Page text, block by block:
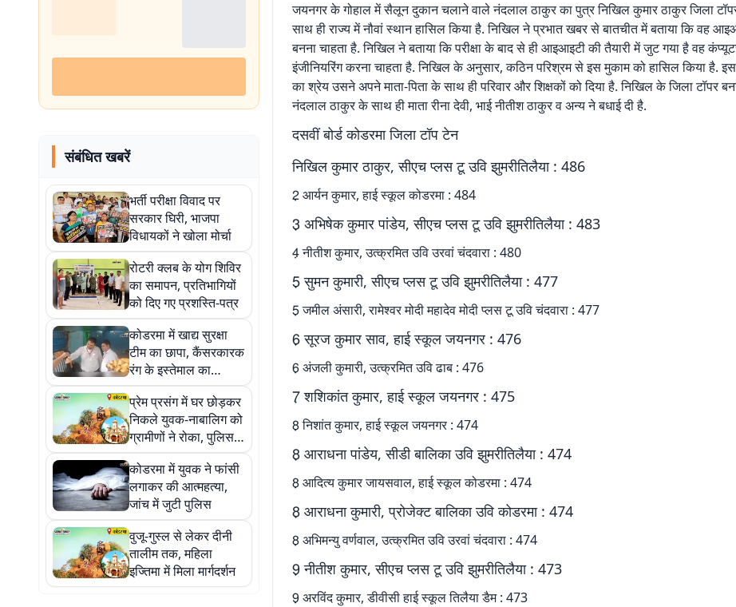
संबंधित खबरें
भर्ती परीक्षा विवाद पर
सरकार घिरी, भाजपा
विधायकों ने खोला मोर्चा
रोटरी क्लब के योग शिविर
का समापन, प्रतिभागियों
को दिए गए प्रशस्ति-पत्र
कोडरमा में खाद्य सुरक्षा
टीम का छापा, कैंसरकारक
रंग के इस्तेमाल का
खुलासा
प्रेम प्रसंग में घर छोड़कर
निकले युवक-नाबालिग को
ग्रामीणों ने रोका, पुलिस
जांच में जुटी
कोडरमा में युवक ने फांसी
लगाकर की आत्महत्या,
जांच में जुटी पुलिस
वुजू-गुस्ल से लेकर दीनी
तालीम तक, महिला
इज्तिमा में मिला मार्गदर्शन
जयनगर के गोहाल में सैलून दुकान चलाने वाले नंदलाल ठाकुर का पुत्र निखिल कुमार ठाकुर जिला
साथ ही राज्य में नौवां स्थान हासिल किया है. निखिल ने प्रभात खबर से बातचीत में बताया कि वह
बनना चाहता है. निखिल ने बताया कि परीक्षा के बाद से ही आइआइटी की तैयारी में जुट गया है़ वह
इंजीनियरिंग करना चाहता है. निखिल के अनुसार, कठिन परिश्रम से इस मुकाम को हासिल किया है.
का श्रेय उसने अपने माता-पिता के साथ ही परिवार और शिक्षकों को दिया है. निखिल के जिला टॉपर
नंदलाल ठाकुर के साथ ही माता रीना देवी, भाई नीतीश ठाकुर व अन्य ने बधाई दी है.
दसवीं बोर्ड कोडरमा जिला टॉप टेन
निखिल कुमार ठाकुर, सीएच प्लस टू उवि झुमरीतिलैया : 486
2़ आर्यन कुमार, हाई स्कूल कोडरमा : 484
3़ अभिषेक कुमार पांडेय, सीएच प्लस टू उवि झुमरीतिलैया : 483
4़ नीतीश कुमार, उत्क्रमित उवि उरवां चंदवारा : 480
5़ सुमन कुमारी, सीएच प्लस टू उवि झुमरीतिलैया : 477
5़ जमील अंसारी, रामेश्वर मोदी महादेव मोदी प्लस टू उवि चंदवारा : 477
6़ सूरज कुमार साव, हाई स्कूल जयनगर : 476
6़ अंजली कुमारी, उत्क्रमित उवि ढाब : 476
7़ शशिकांत कुमार, हाई स्कूल जयनगर : 475
8़ निशांत कुमार, हाई स्कूल जयनगर : 474
8़ आराधना पांडेय, सीडी बालिका उवि झुमरीतिलैया : 474
8़ आदित्य कुमार जायसवाल, हाई स्कूल कोडरमा : 474
8़ आराधना कुमारी, प्रोजेक्ट बालिका उवि कोडरमा : 474
8़ अभिमन्यु वर्णवाल, उत्क्रमित उवि उरवां चंदवारा : 474
9़ नीतीश कुमार, सीएच प्लस टू उवि झुमरीतिलैया : 473
9़ अरविंद कुमार, डीवीसी हाई स्कूल तिलैया डैम : 473